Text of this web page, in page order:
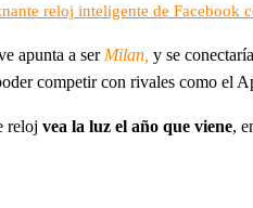
reloj inteligente de Facebook
apunta a ser Milan, y se
competir con rivales como el
reloj vea la luz el año que viene,